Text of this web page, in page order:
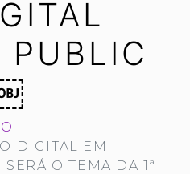
PUBLIC
DIGITAL EM
O TEMA DA 1ª